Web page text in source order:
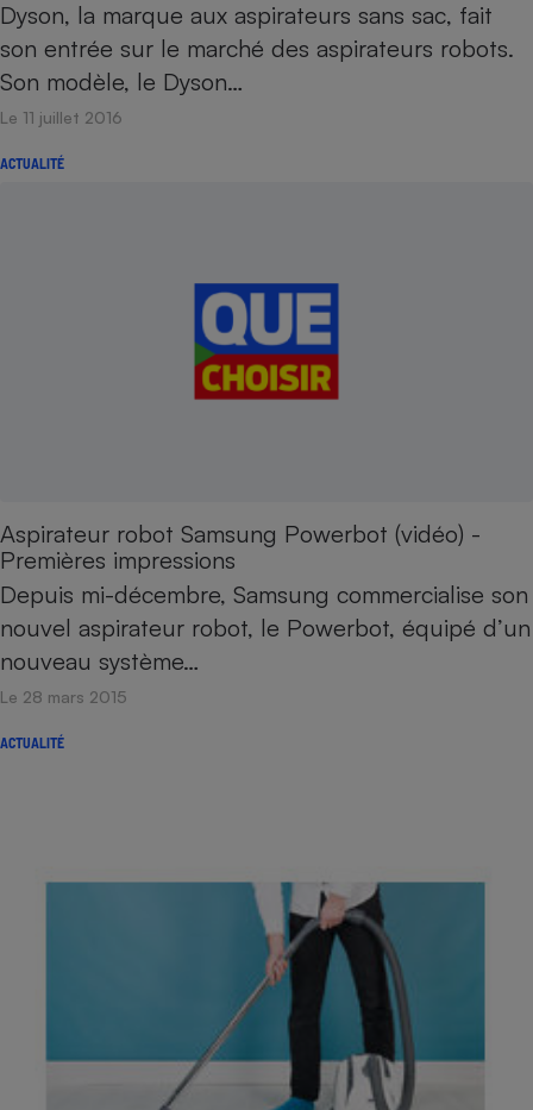
Dyson, la marque aux aspirateurs sans sac, fait
son entrée sur le marché des aspirateurs robots.
Son modèle, le Dyson…
Le 11 juillet 2016
ACTUALITÉ
Aspirateur robot Samsung Powerbot (vidéo) -
Premières impressions
Depuis mi-décembre, Samsung commercialise son
nouvel aspirateur robot, le Powerbot, équipé d’un
nouveau système…
Le 28 mars 2015
ACTUALITÉ